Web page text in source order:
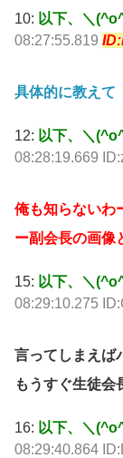
10: 以下、＼
08:27:55.819
具体的に教えて
12: 以下、＼
08:28:19.669
俺も知らないわ
ー副会長の画像
15: 以下、＼
08:29:10.275
言ってしまえば
もうすぐ生徒会
16: 以下、＼
08:29:40.864